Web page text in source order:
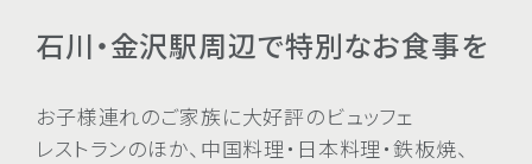
石川・金沢駅周辺で特別なお食事を
お子様連れのご家族に大好評の ビュッフェ
レストランのほか、 中国料理・ 日本料理・鉄板焼、